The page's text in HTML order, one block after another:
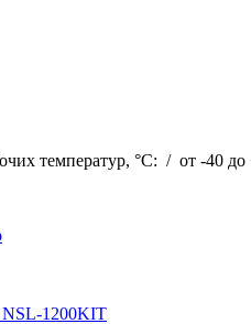
температур, °С: / от -40 до
NSL-1200KIT